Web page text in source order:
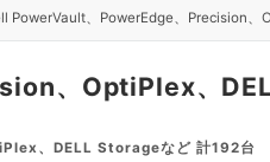
PowerVault、PowerEdge、Precision、
、OptiPlex、
、DELL Storageなど 計192台